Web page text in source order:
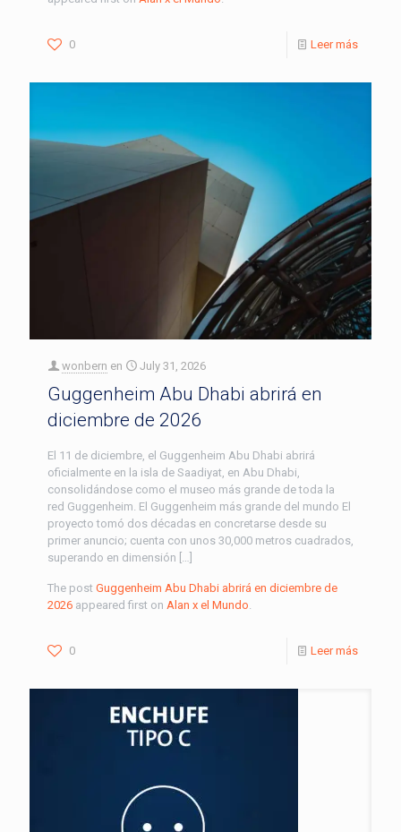
0 Leer más
wonbern en July 31, 2026
Guggenheim Abu Dhabi abrirá en
diciembre de 2026
El 11 de diciembre, el Guggenheim Abu Dhabi abrirá
oficialmente en la isla de Saadiyat, en Abu Dhabi,
consolidándose como el museo más grande de toda la
red Guggenheim. El Guggenheim más grande del mundo El
proyecto tomó dos décadas en concretarse desde su
primer anuncio; cuenta con unos 30,000 metros cuadrados,
superando en dimensión […]
The post Guggenheim Abu Dhabi abrirá en diciembre de
2026 appeared first on Alan x el Mundo
0 Leer más